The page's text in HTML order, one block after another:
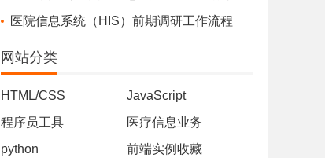
新部署，通知用户-最佳实践
医院信息系统（HIS）前期调研工作流程
网站分类
HTML/CSS
JavaScript
程序员工具
医疗信息业务
python
前端实例收藏